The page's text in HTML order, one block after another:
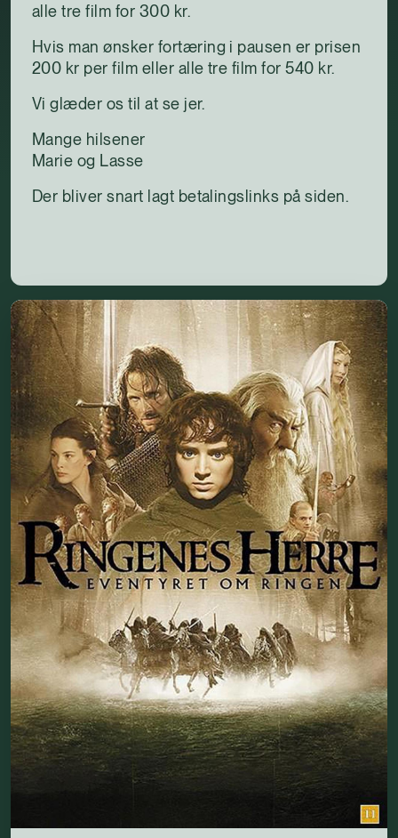
alle tre film for 300 kr.
Hvis man ønsker fortæring i pausen er prisen
200 kr per film eller alle tre film for 540 kr.
Vi glæder os til at se jer.
Mange hilsener
Marie og Lasse
Der bliver snart lagt betalingslinks på siden.